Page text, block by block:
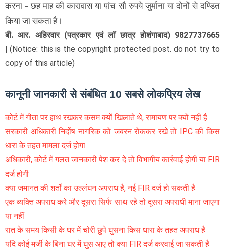
करना - छह माह की कारावास या पांच सौ रुपये जुर्माना या दोनों से दण्डित
किया जा सकता है।
बी. आर. अहिरवार (पत्रकार एवं लॉ छात्र होशंगाबाद) 9827737665
| (Notice: this is the copyright protected post. do not try to
copy of this article)
कानूनी जानकारी से संबंधित 10 सबसे लोकप्रिय लेख
कोर्ट में गीता पर हाथ रखकर कसम क्यों खिलाते थे, रामायण पर क्यों नहीं है
सरकारी अधिकारी निर्दोष नागरिक को जबरन रोककर रखे तो IPC की किस
धारा के तहत मामला दर्ज होगा
अधिकारी, कोर्ट में गलत जानकारी पेश कर दे तो विभागीय कार्रवाई होगी या FIR
दर्ज होगी
क्या जमानत की शर्तों का उल्लंघन अपराध है, नई FIR दर्ज हो सकती है
एक व्यक्ति अपराध करे और दूसरा सिर्फ साथ रहे तो दूसरा अपराधी माना जाएगा
या नहीं
रात के समय किसी के घर में चोरी छुपे घुसना किस धारा के तहत अपराध है
यदि कोई मर्जी के बिना घर में घुस आए तो क्या FIR दर्ज करवाई जा सकती है